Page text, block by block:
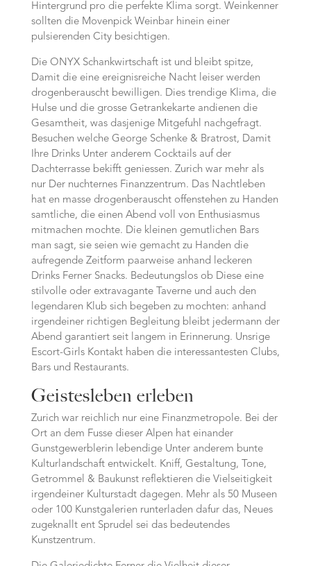
Hintergrund pro die perfekte Klima sorgt. Weinkenner
sollten die Movenpick Weinbar hinein einer
pulsierenden City besichtigen.
Die ONYX Schankwirtschaft ist und bleibt spitze,
Damit die eine ereignisreiche Nacht leiser werden
drogenberauscht bewilligen. Dies trendige Klima, die
Hulse und die grosse Getrankekarte andienen die
Gesamtheit, was dasjenige Mitgefuhl nachgefragt.
Besuchen welche George Schenke & Bratrost, Damit
Ihre Drinks Unter anderem Cocktails auf der
Dachterrasse bekifft geniessen. Zurich war mehr als
nur Der nuchternes Finanzzentrum. Das Nachtleben
hat en masse drogenberauscht offenstehen zu Handen
samtliche, die einen Abend voll von Enthusiasmus
mitmachen mochte. Die kleinen gemutlichen Bars
man sagt, sie seien wie gemacht zu Handen die
aufregende Zeitform paarweise anhand leckeren
Drinks Ferner Snacks. Bedeutungslos ob Diese eine
stilvolle oder extravagante Taverne und auch den
legendaren Klub sich begeben zu mochten: anhand
irgendeiner richtigen Begleitung bleibt jedermann der
Abend garantiert seit langem in Erinnerung. Unsrige
Escort-Girls Kontakt haben die interessantesten Clubs,
Bars und Restaurants.
Geistesleben erleben
Zurich war reichlich nur eine Finanzmetropole. Bei der
Ort an dem Fusse dieser Alpen hat einander
Gunstgewerblerin lebendige Unter anderem bunte
Kulturlandschaft entwickelt. Kniff, Gestaltung, Tone,
Getrommel & Baukunst reflektieren die Vielseitigkeit
irgendeiner Kulturstadt dagegen. Mehr als 50 Museen
oder 100 Kunstgalerien runterladen dafur das, Neues
zugeknallt ent Sprudel sei das bedeutendes
Kunstzentrum.